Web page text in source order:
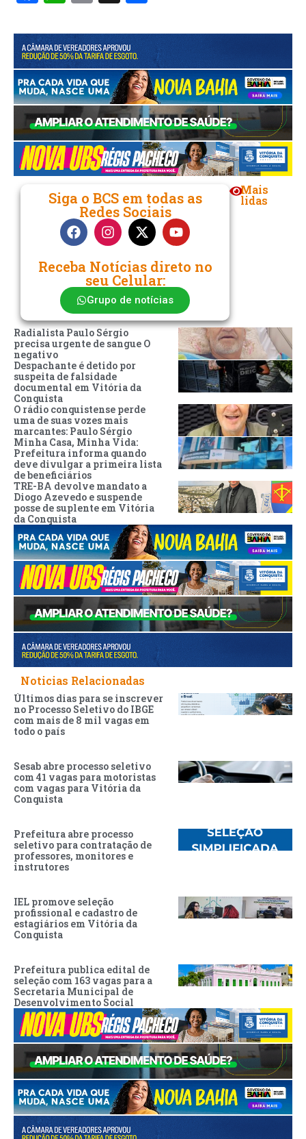
Siga o BCS em todas as
Redes Sociais
Receba Notícias direto no
seu Celular:
Grupo de notícias
Mais
lidas
Radialista Paulo Sérgio
precisa urgente de sangue O
negativo
Despachante é detido por
suspeita de falsidade
documental em Vitória da
Conquista
O rádio conquistense perde
uma de suas vozes mais
marcantes: Paulo Sérgio
Minha Casa, Minha Vida:
Prefeitura informa quando
deve divulgar a primeira lista
de beneficiários
TRE-BA devolve mandato a
Diogo Azevedo e suspende
posse de suplente em Vitória
da Conquista
Noticias Relacionadas
Últimos dias para se inscrever
no Processo Seletivo do IBGE
com mais de 8 mil vagas em
todo o país
Sesab abre processo seletivo
com 41 vagas para motoristas
com vagas para Vitória da
Conquista
Prefeitura abre processo
seletivo para contratação de
professores, monitores e
instrutores
IEL promove seleção
profissional e cadastro de
estagiários em Vitória da
Conquista
Prefeitura publica edital de
seleção com 163 vagas para a
Secretaria Municipal de
Desenvolvimento Social